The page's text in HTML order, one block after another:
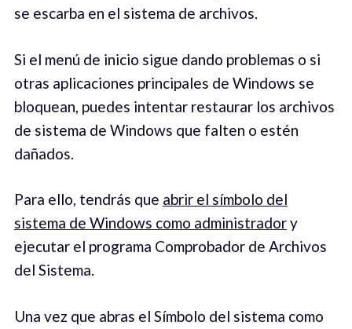
se escarba en el sistema de archivos.
Si el menú de inicio sigue dando problemas o si
otras aplicaciones principales de Windows se
bloquean, puedes intentar restaurar los archivos
de sistema de Windows que falten o estén
dañados.
Para ello, tendrás que abrir el símbolo del
sistema de Windows como administradory
ejecutar el programa Comprobador de Archivos
del Sistema.
Una vez que abras el Símbolo del sistema como